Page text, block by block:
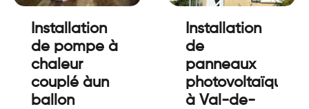
Installation
de pompe à
chaleur
couplé àun
ballon
Installation
de
panneaux
photovoltaïques
à Val-de-